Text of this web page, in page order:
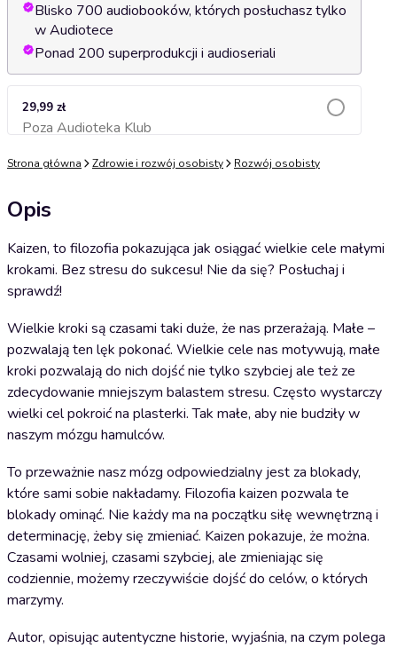
Blisko 700 audiobooków, których posłuchasz tylko
w Audiotece
Ponad 200 superprodukcji i audioseriali
29,99 zł
Poza Audioteka KlubDodaj do koszyka
Strona główna Zdrowie i rozwój osobisty Rozwój osobisty
Opis
Kaizen, to filozofia pokazująca jak osiągać wielkie cele małymi
krokami. Bez stresu do sukcesu! Nie da się? Posłuchaj i
sprawdź!
Wielkie kroki są czasami taki duże, że nas przerażają. Małe –
pozwalają ten lęk pokonać. Wielkie cele nas motywują, małe
kroki pozwalają do nich dojść nie tylko szybciej ale też ze
zdecydowanie mniejszym balastem stresu. Często wystarczy
wielki cel pokroić na plasterki. Tak małe, aby nie budziły w
naszym mózgu hamulców.
To przeważnie nasz mózg odpowiedzialny jest za blokady,
które sami sobie nakładamy. Filozofia kaizen pozwala te
blokady ominąć. Nie każdy ma na początku siłę wewnętrzną i
determinację, żeby się zmieniać. Kaizen pokazuje, że można.
Czasami wolniej, czasami szybciej, ale zmieniając się
codziennie, możemy rzeczywiście dojść do celów, o których
marzymy.
Autor, opisując autentyczne historie, wyjaśnia, na czym polega